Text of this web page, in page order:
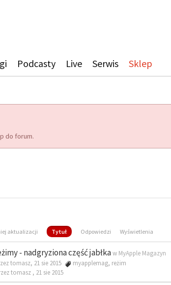
Podcasty Live Serwis Sklep
do forum.
aktualizacji Tytuł Odpowiedzi Wyświetlenia
- nadgryziona część jabłkaw MyApple Magazyn
tomasz, 21 sie 2015
myapplemag, reżim
tomasz , 21 sie 2015